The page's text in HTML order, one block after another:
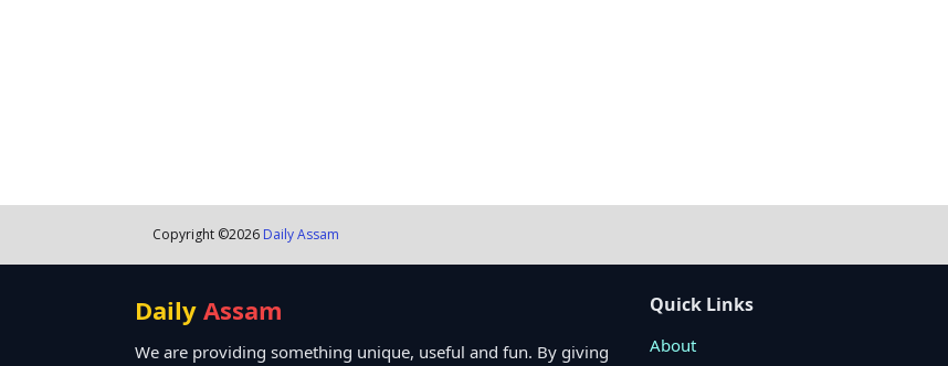
Copyright ©2026 Daily Assam
Daily Assam
We are providing something unique, useful and fun. By giving
Quick Links
About